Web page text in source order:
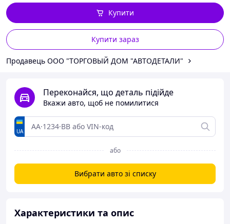
Купити зараз
Купити
Продавець ООО "ТОРГОВЫЙ ДОМ "АВТОДЕТАЛИ"
Переконайся, що деталь підійде
Вкажи авто, щоб не помилитися
UA
або
Вибрати авто зі списку
Характеристики та опис